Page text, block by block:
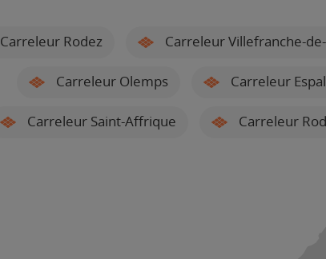
Carreleur Rodez Carreleur Villefranche-
Carreleur Olemps Carreleur
Carreleur Saint-Affrique Carreleur